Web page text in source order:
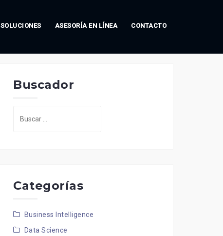
SOLUCIONES ASESORÍA EN LÍNEA CONTACTO
Buscador
Categorías
Business Intelligence
Data Science